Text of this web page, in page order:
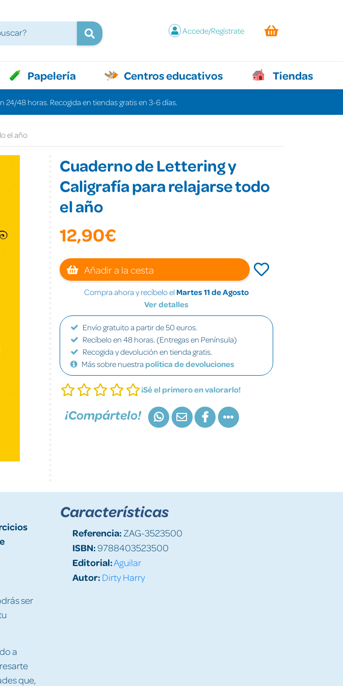
Accede/Regístrate
Papelería Centros educativos Tiendas
48 horas. Recogida en tiendas gratis en 3-6 días.
el año
Cuaderno de Lettering y
Caligrafía para relajarse todo
el año
12,90€
Añadir a la cesta
Compra ahora y recíbelo el Martes 11 de Agosto
Ver detalles
Envío gratuito a partir de 50 euros.
Recíbelo en 48 horas. (Entregas en Península)
Recogida y devolución en tienda gratis.
Más sobre nuestra política de devoluciones
¡Sé el primero en valorarlo!
¡Compártelo!
ser
a
que,
Características
Referencia: ZAG-3523500
ISBN:9788403523500
Editorial:Aguilar
Autor: Dirty Harry